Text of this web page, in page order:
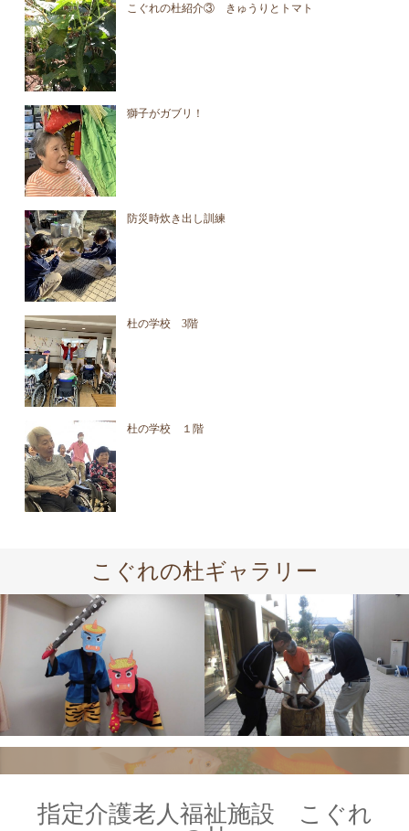
こぐれの杜紹介③ きゅうりとトマト
獅子がガブリ！
防災時炊き出し訓練
杜の学校 3階
杜の学校 １階
こぐれの杜ギャラリー
指定介護老人福祉施設 こぐれ